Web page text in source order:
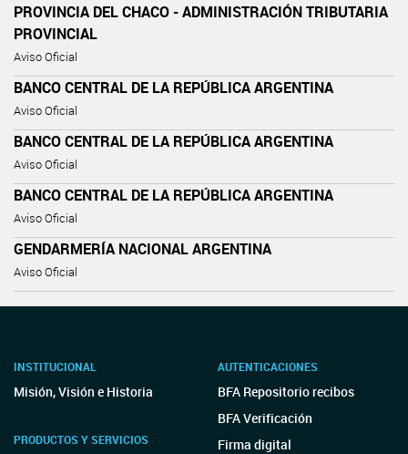
PROVINCIA DEL CHACO - ADMINISTRACIÓN TRIBUTARIA
PROVINCIAL
Aviso Oficial
BANCO CENTRAL DE LA REPÚBLICA ARGENTINA
Aviso Oficial
BANCO CENTRAL DE LA REPÚBLICA ARGENTINA
Aviso Oficial
BANCO CENTRAL DE LA REPÚBLICA ARGENTINA
Aviso Oficial
GENDARMERÍA NACIONAL ARGENTINA
Aviso Oficial
INSTITUCIONAL
Misión, Visión e Historia
PRODUCTOS Y SERVICIOS
AUTENTICACIONES
BFA Repositorio recibos
BFA Verificación
Firma digital